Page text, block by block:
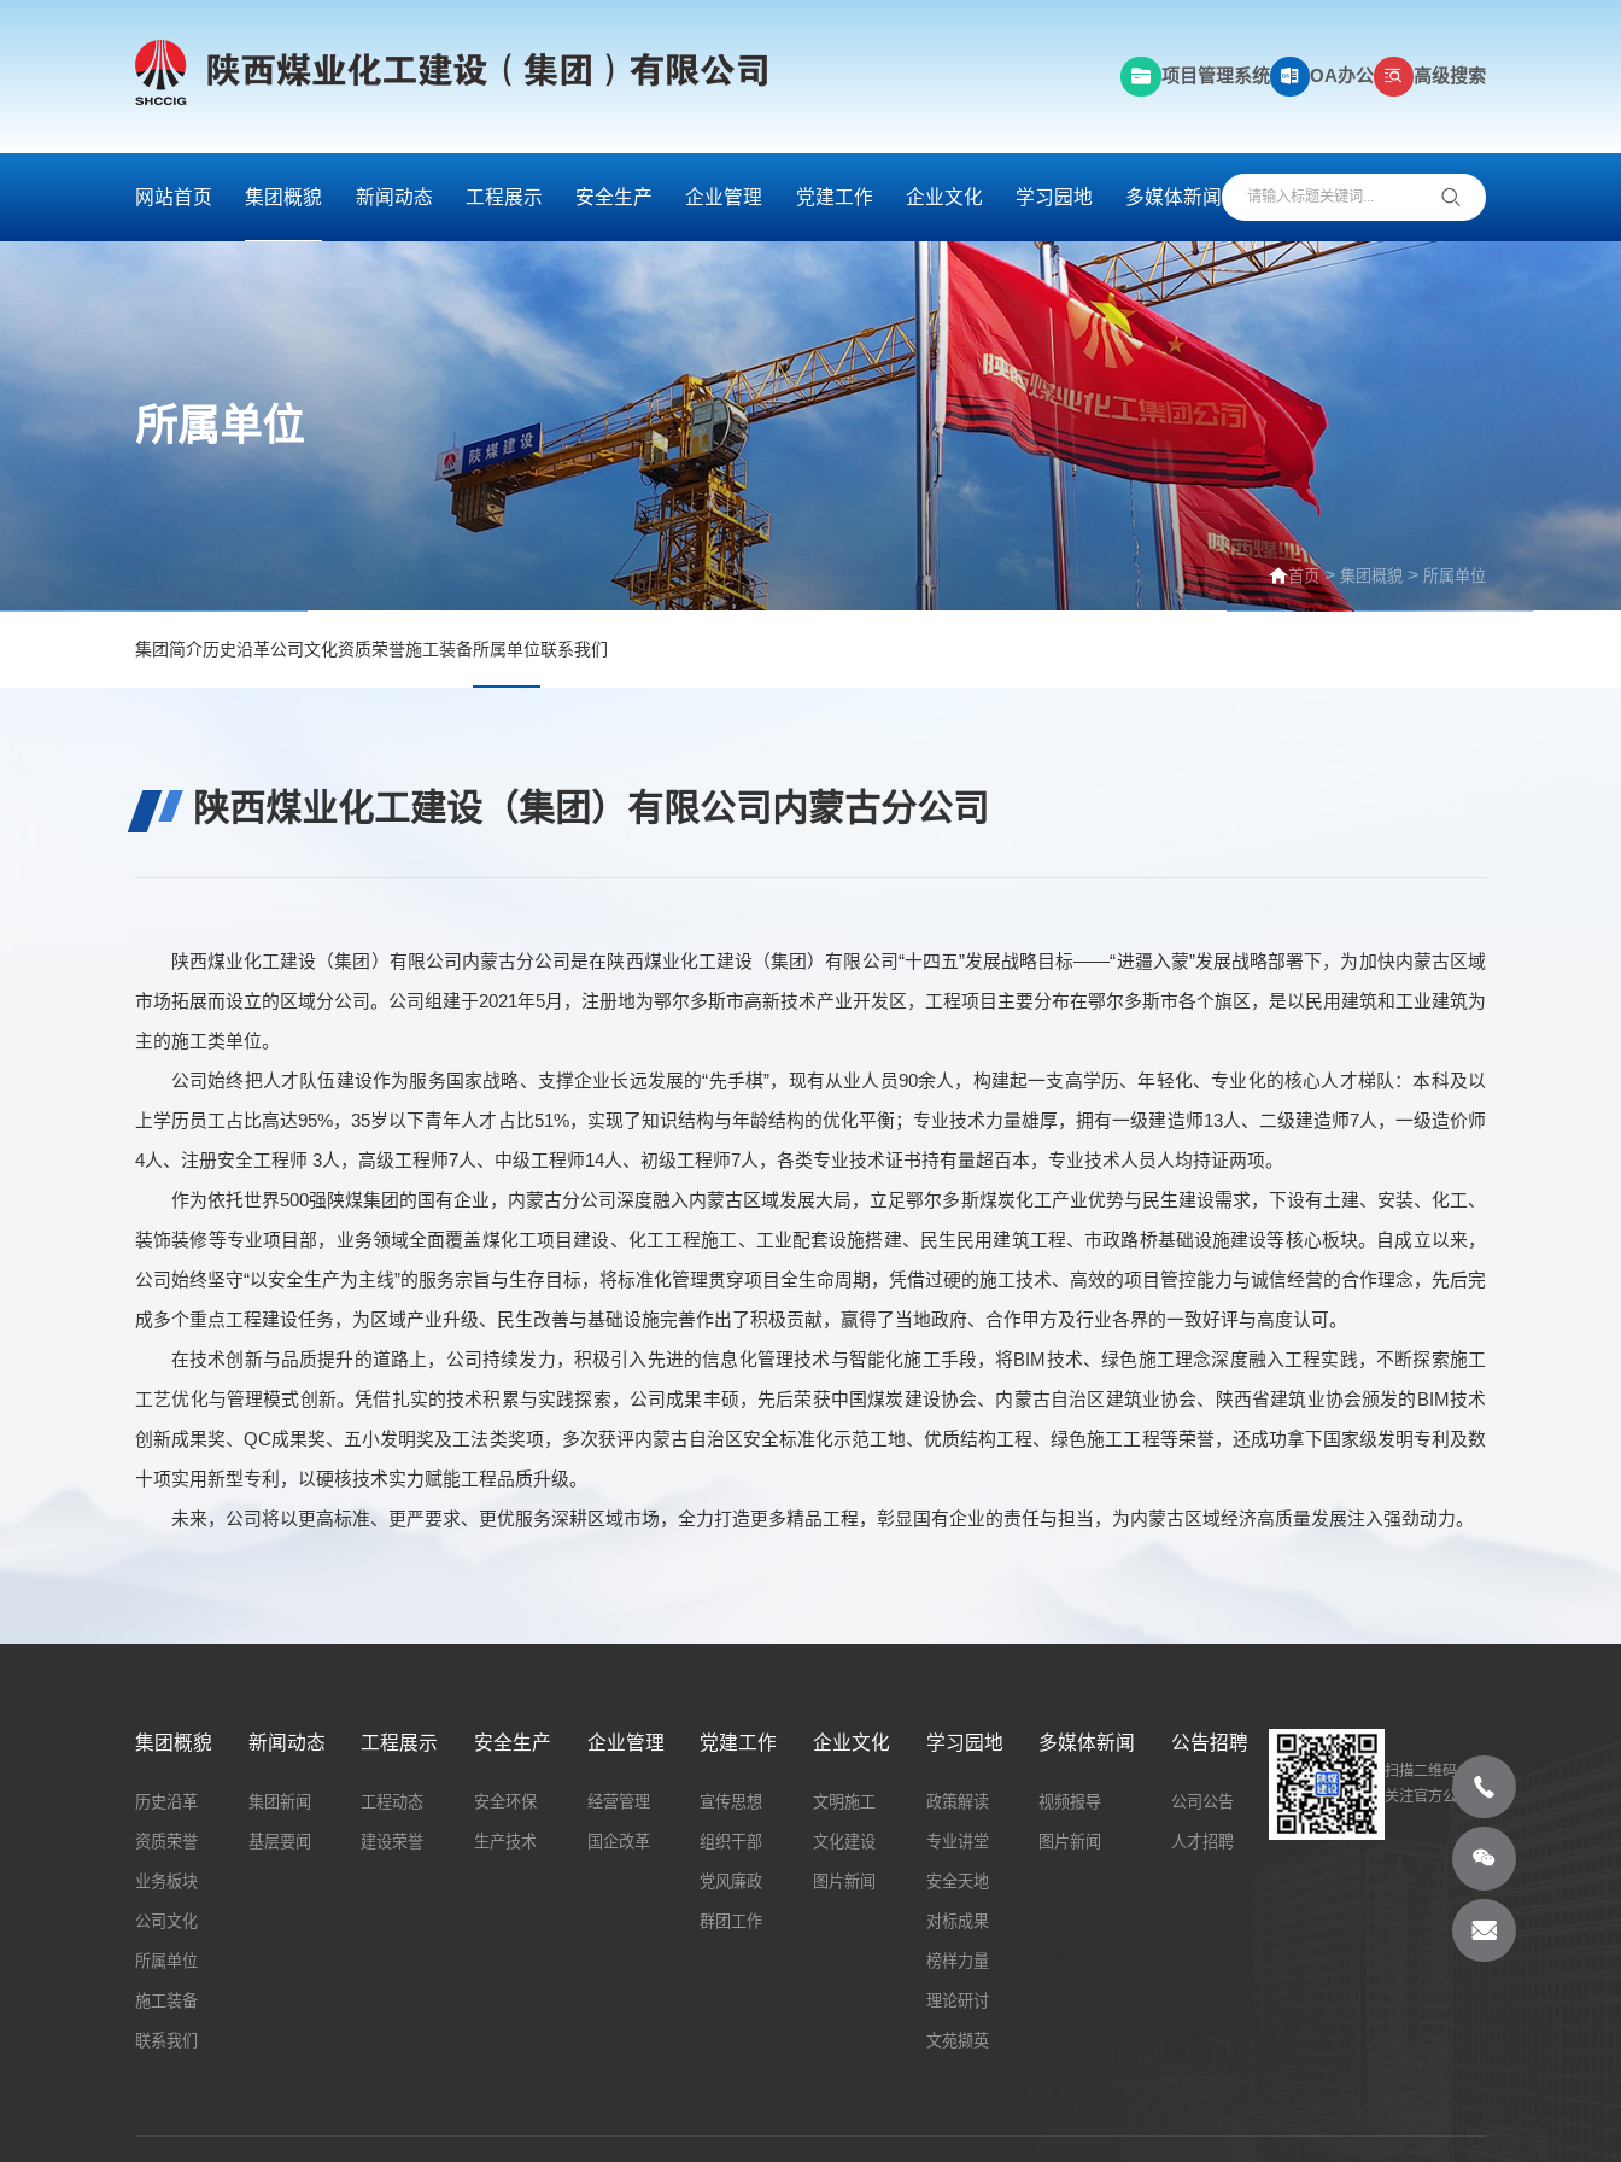
项目管理系统 OA办公 高级搜索
网站首页 集团概貌 新闻动态 工程展示 安全生产 企业管理 党建工作 企业文化 学习园地 多媒体新闻
所属单位
首页> 集团概貌 > 所属单位
集团简介历史沿革公司文化资质荣誉施工装备所属单位联系我们
陕西煤业化工建设（集团）有限公司内蒙古分公司
陕西煤业化工建设（集团）有限公司内蒙古分公司是在陕西煤业化工建设（集团）有限公司“十四五”发展战略目标——“进疆入蒙”发展战略部署下，为加快内蒙古区域
市场拓展而设立的区域分公司。公司组建于2021年5月，注册地为鄂尔多斯市高新技术产业开发区，工程项目主要分布在鄂尔多斯市各个旗区，是以民用建筑和工业建筑为
主的施工类单位。
公司始终把人才队伍建设作为服务国家战略、支撑企业长远发展的“先手棋”，现有从业人员90余人，构建起一支高学历、年轻化、专业化的核心人才梯队：本科及以
上学历员工占比高达95%，35岁以下青年人才占比51%，实现了知识结构与年龄结构的优化平衡；专业技术力量雄厚，拥有一级建造师13人、二级建造师7人，一级造价师
4人、注册安全工程师 3人，高级工程师7人、中级工程师14人、初级工程师7人，各类专业技术证书持有量超百本，专业技术人员人均持证两项。
作为依托世界500强陕煤集团的国有企业，内蒙古分公司深度融入内蒙古区域发展大局，立足鄂尔多斯煤炭化工产业优势与民生建设需求，下设有土建、安装、化工、
装饰装修等专业项目部，业务领域全面覆盖煤化工项目建设、化工工程施工、工业配套设施搭建、民生民用建筑工程、市政路桥基础设施建设等核心板块。自成立以来，
公司始终坚守“以安全生产为主线”的服务宗旨与生存目标，将标准化管理贯穿项目全生命周期，凭借过硬的施工技术、高效的项目管控能力与诚信经营的合作理念，先后完
成多个重点工程建设任务，为区域产业升级、民生改善与基础设施完善作出了积极贡献，赢得了当地政府、合作甲方及行业各界的一致好评与高度认可。
在技术创新与品质提升的道路上，公司持续发力，积极引入先进的信息化管理技术与智能化施工手段，将BIM技术、绿色施工理念深度融入工程实践，不断探索施工
工艺优化与管理模式创新。凭借扎实的技术积累与实践探索，公司成果丰硕，先后荣获中国煤炭建设协会、内蒙古自治区建筑业协会、陕西省建筑业协会颁发的BIM技术
创新成果奖、QC成果奖、五小发明奖及工法类奖项，多次获评内蒙古自治区安全标准化示范工地、优质结构工程、绿色施工工程等荣誉，还成功拿下国家级发明专利及数
十项实用新型专利，以硬核技术实力赋能工程品质升级。
未来，公司将以更高标准、更严要求、更优服务深耕区域市场，全力打造更多精品工程，彰显国有企业的责任与担当，为内蒙古区域经济高质量发展注入强劲动力。
集团概貌
历史沿革
资质荣誉
业务板块
公司文化
所属单位
施工装备
联系我们
新闻动态
集团新闻
基层要闻
工程展示
工程动态
建设荣誉
安全生产
安全环保
生产技术
企业管理
经营管理
国企改革
党建工作
宣传思想
组织干部
党风廉政
群团工作
企业文化
文明施工
文化建设
图片新闻
学习园地
政策解读
专业讲堂
安全天地
对标成果
榜样力量
理论研讨
文苑撷英
多媒体新闻
视频报导
图片新闻
公告招聘
公司公告
人才招聘
扫描二维码
关注官方公众号